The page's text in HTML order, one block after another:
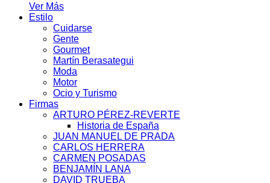
Ver Más
Estilo
Cuidarse
Gente
Gourmet
Martín Berasategui
Moda
Motor
Ocio y Turismo
Firmas
ARTURO PÉREZ-REVERTE
Historia de España
JUAN MANUEL DE PRADA
CARLOS HERRERA
CARMEN POSADAS
BENJAMÍN LANA
DAVID TRUEBA